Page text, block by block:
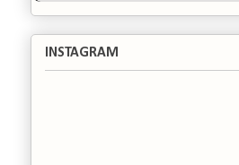
INSTAGRAM